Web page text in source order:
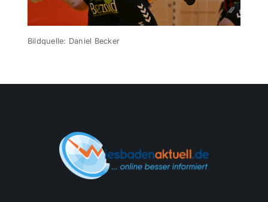
Themen und Termine
Gewinnspiele
Bildquelle: Daniel Becker